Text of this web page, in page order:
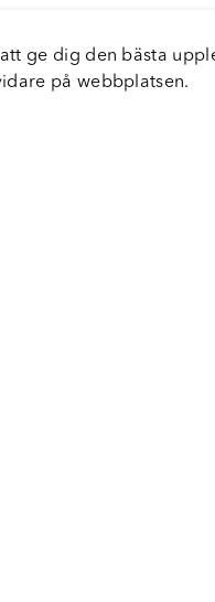
ge dig den bästa
på webbplatsen.